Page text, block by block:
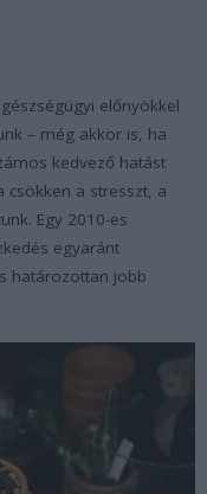
előnyökkel
– még akkor is, ha
kedvező hatást
a stresszt, a
Egy 2010-es
egyaránt
határozottan jobb